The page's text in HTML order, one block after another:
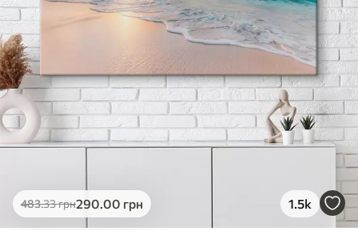
483.33грн290.00 грн 1.5k